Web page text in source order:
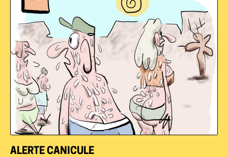
ALERTE CANICULE